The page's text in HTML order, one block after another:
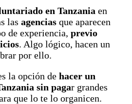
en Tanzania en
las agencias que aparecen
de experiencia, previo
. Algo lógico, hacen un
por ello.
la opción de hacer un
sin pagar grandes
que lo te lo organicen.